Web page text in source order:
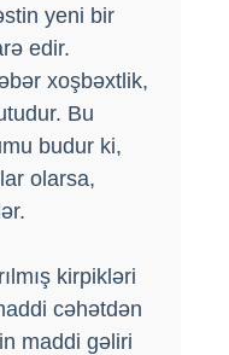
yeni bir
edir.
xoşbəxtlik,
Bu
budur ki,
olarsa,
kirpikləri
cəhətdən
maddi gəliri